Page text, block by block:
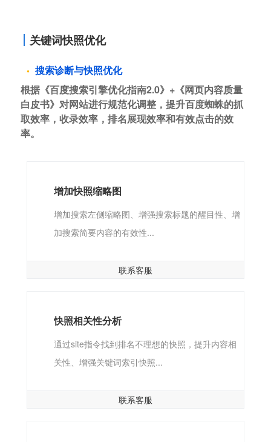
关键词快照优化
搜索诊断与快照优化
根据《百度搜索引擎优化指南2.0》+《网页内容质量
白皮书》对网站进行规范化调整，提升百度蜘蛛的抓
取效率，收录效率，排名展现效率和有效点击的效
率。
增加快照缩略图
增加搜索左侧缩略图、增强搜索标题的醒目性、增
加搜索简要内容的有效性...
联系客服
快照相关性分析
通过site指令找到排名不理想的快照，提升内容相
关性、增强关键词索引快照...
联系客服